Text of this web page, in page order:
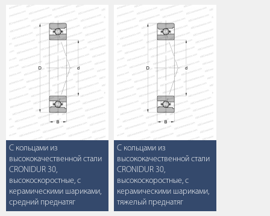
С кольцами из
высококачественной стали
CRONIDUR 30,
высокоскоростные, с
керамическими шариками,
средний преднатяг
С кольцами из
высококачественной стали
CRONIDUR 30,
высокоскоростные, с
керамическими шариками,
тяжелый преднатяг